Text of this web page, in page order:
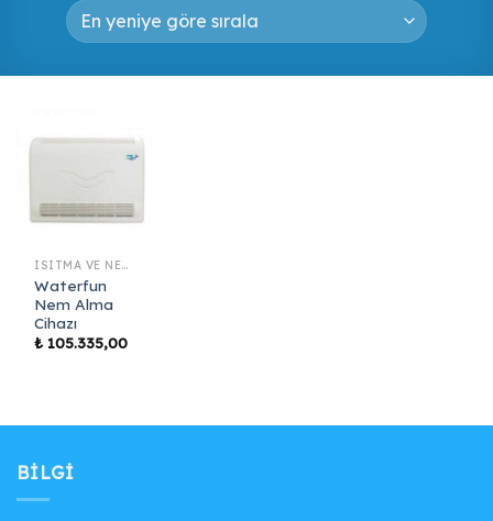
ISITMA VE NEM ALMA SISTEMLERI
Waterfun
Nem Alma
Cihazı
₺ 105.335,00
BILGI